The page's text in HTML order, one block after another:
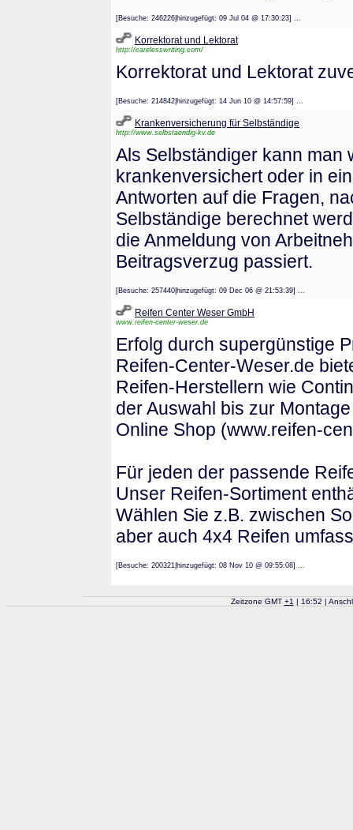
[Besuche: 246226|hinzugefügt: 09 Jul 04 @ 17:30:23] ...
Korrektorat und Lektorat
http://carelesswriting.com/
Korrektorat und Lektorat
[Besuche: 214842|hinzugefügt: 14 Jun 10 @ 14:57:59] ...
Krankenversicherung für Selbständige
http://www.selbstaendig-kv.de
Als Selbständiger kann man
krankenversichert oder in
Antworten auf die Fragen,
Selbständige berechnet
die Anmeldung von
Beitragsverzug passiert.
[Besuche: 257440|hinzugefügt: 09 Dec 06 @ 21:53:39] ...
Reifen Center Weser GmbH
www.reifen-center-weser.de
Erfolg durch supergünstige
Reifen-Center-Weser.de
Reifen-Herstellern wie
der Auswahl bis zur
Online Shop (www.reifen-
Für jeden der passende
Unser Reifen-Sortiment
Wählen Sie z.B. zwischen
aber auch 4x4 Reifen
[Besuche: 200321|hinzugefügt: 08 Nov 10 @ 09:55:08] ...
Zeitzone GMT +1 | 16:52 |